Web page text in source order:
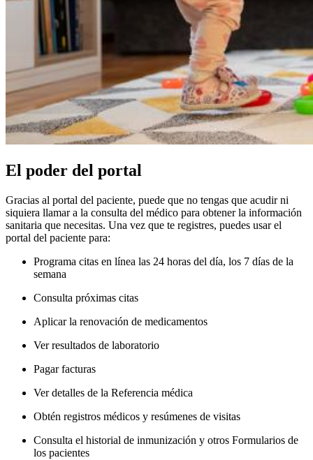
El poder del portal
Gracias al portal del paciente, puede que no tengas que acudir ni
siquiera llamar a la consulta del médico para obtener la información
sanitaria que necesitas. Una vez que te registres, puedes usar el
portal del paciente para:
Programa citas en línea las 24 horas del día, los 7 días de la
semana
Consulta próximas citas
Aplicar la renovación de medicamentos
Ver resultados de laboratorio
Pagar facturas
Ver detalles de la Referencia médica
Obtén registros médicos y resúmenes de visitas
Consulta el historial de inmunización y otros Formularios de
los pacientes